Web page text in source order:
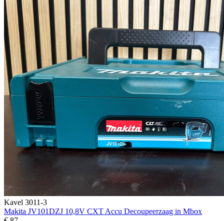
Kavel 3011-3
Makita JV101DZJ 10,8V CXT Accu Decoupeerzaag in Mbox